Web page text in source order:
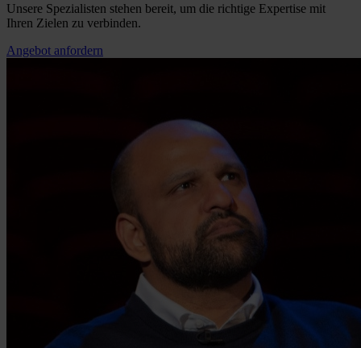
Unsere Spezialisten stehen bereit, um die richtige Expertise mit
Ihren Zielen zu verbinden.
Angebot anfordern